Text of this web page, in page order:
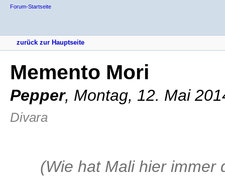
Forum-Startseite
zurück zur Hauptseite
Memento Mori
Pepper, Montag, 12. Mai
Divara
(Wie hat Mali hier immer